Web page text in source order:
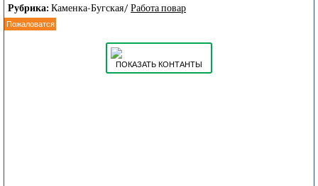
Рубрика: Каменка-Бугская/ Работа повар
Пожаловатся
ПОКАЗАТЬ КОНТАНТЫ